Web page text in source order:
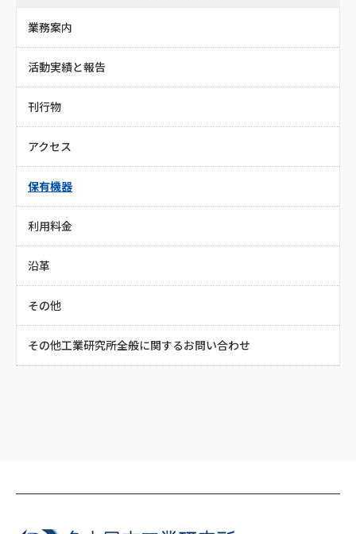
業務案内
活動実績と報告
刊行物
アクセス
保有機器
利用料金
沿革
その他
その他工業研究所全般に関するお問い合わせ